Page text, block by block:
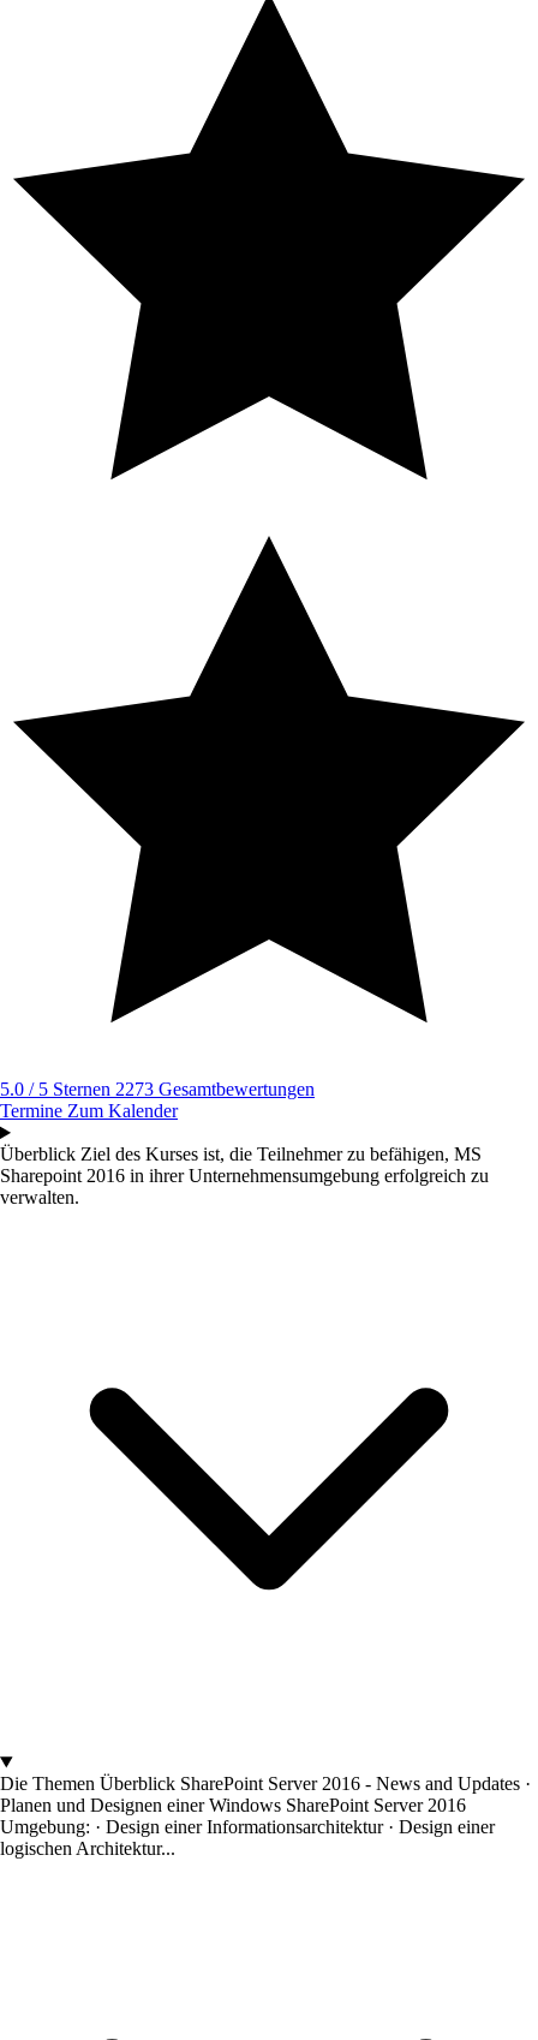
5.0 / 5 Sternen 2273 Gesamtbewertungen
Termine Zum Kalender
Überblick Ziel des Kurses ist, die Teilnehmer zu befähigen, MS
Sharepoint 2016 in ihrer Unternehmensumgebung erfolgreich zu
verwalten.
Die Themen Überblick SharePoint Server 2016 - News and Updates ·
Planen und Designen einer Windows SharePoint Server 2016
Umgebung: · Design einer Informationsarchitektur · Design einer
logischen Architektur...